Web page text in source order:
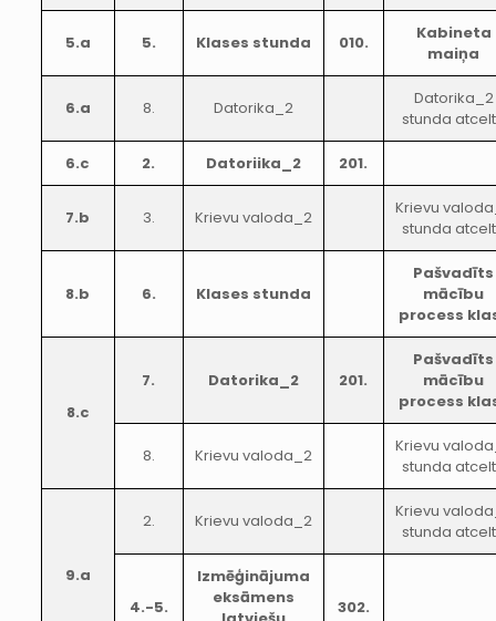
5.a 5. Klases stunda 010.
Kabineta
maiņa
6.a 8. Datorika_2
Datorika_2
stunda
6.c 2. Datoriika_2 201.
7.b 3. Krievu valoda_2
Krievu
stunda
8.b 6. Klases stunda
Pašvadīts
mācību
process
8.c
7. Datorika_2 201.
Pašvadīts
mācību
process
8. Krievu valoda_2
Krievu
stunda
9.a
2. Krievu valoda_2
Krievu
stunda
4.-5.
Izmēģinājuma
eksāmens
302.